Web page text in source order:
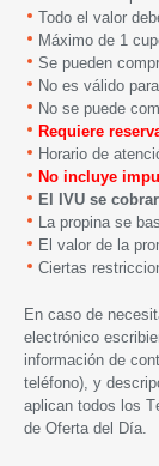
Todo el valor
Máximo de 1
Se pueden
No es válido
No se puede
Requiere
Horario de
No incluye
El IVU se
La propina se
El valor de la
Ciertas
En caso de
electrónico
información de
teléfono), y
aplican todos los
de Oferta del Día.